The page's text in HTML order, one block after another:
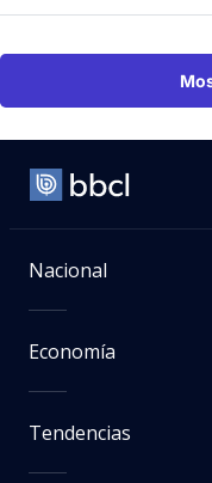
Nacional
Economía
Tendencias